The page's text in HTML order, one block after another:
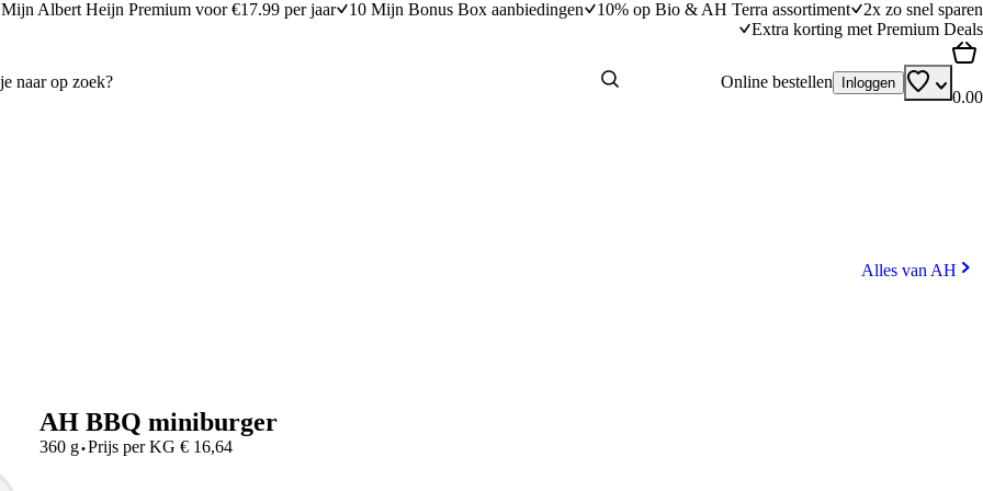
Mijn Albert Heijn Premium voor €17.99 per jaar 10 Mijn Bonus Box aanbiedingen 10% op Bio & AH Terra assortiment
2x zo snel sparen
Extra korting met Premium Deals
Online bestellen Inloggen
0.00
Alles van AH
AH BBQ miniburger
360 g·Prijs per KG € 16,64